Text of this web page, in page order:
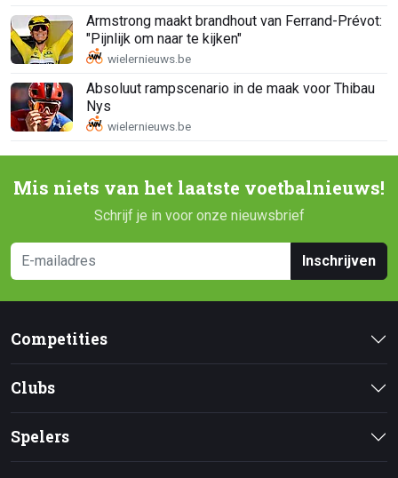
Armstrong maakt brandhout van Ferrand-Prévot:
"Pijnlijk om naar te kijken"
Absoluut rampscenario in de maak voor Thibau
Nys
Mis niets van het laatste voetbalnieuws!
Schrijf je in voor onze nieuwsbrief
Inschrijven
Competities
Clubs
Spelers